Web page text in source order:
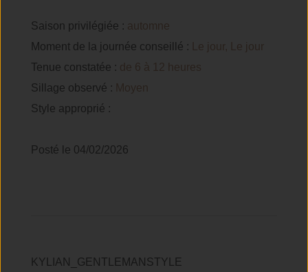
Saison privilégiée : automne
Moment de la journée conseillé :
Le jour, Le jour
Tenue constatée : de 6 à 12 heures
Sillage observé : Moyen
Style approprié :
Posté le 04/02/2026
KYLIAN_GENTLEMANSTYLE